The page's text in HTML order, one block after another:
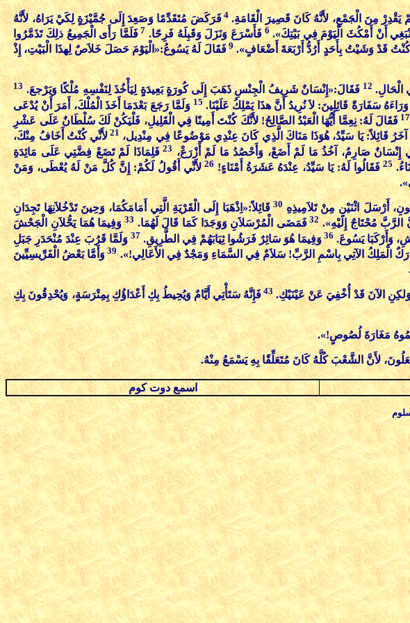
مِنَ الْجَمْعِ، لأَنَّهُ كَانَ قَصِيرَ الْقَامَةِ.4 فَرَكَضَ مُتَقَدِّمًا وَصَعِدَ إِلَى جُمَّيْزَةٍ لِكَيْ يَرَاهُ، لأَنَّهُ
أَنْ أَمْكُثَ الْيَوْمَ فِي بَيْتِكَ».6 فَأَسْرَعَ وَنَزَلَ وَقَبِلَهُ فَرِحًا.7 فَلَمَّا رَأَى الْجَمِيعُ ذلِكَ تَذَمَّرُوا
قَدْ وَشَيْتُ بِأَحَدٍ أَرُدُّ أَرْبَعَةَ أَضْعَافٍ».9 فَقَالَ لَهُ يَسُوعُ:«الْيَوْمَ حَصَلَ خَلاَصٌ لِهذَا الْبَيْتِ، إِذْ
الْحَالِ.12 فَقَالَ:«إِنْسَانٌ شَرِيفُ الْجِنْسِ ذَهَبَ إِلَى كُورَةٍ بَعِيدَةٍ لِيَأْخُذَ لِنَفْسِهِ مُلْكًا وَيَرْجعَ.13
سَفَارَةً قَائِلِينَ: لاَ نُرِيدُ أَنَّ هذَا يَمْلِكُ عَلَيْنَا.15 وَلَمَّا رَجَعَ بَعْدَمَا أَخَذَ الْمُلْكَ، أَمَرَ أَنْ يُدْعَى
17 فَقَالَ لَهُ: نِعِمَّا أَيُّهَا الْعَبْدُ الصَّالِحُ! لأَنَّكَ كُنْتَ أَمِينًا فِي الْقَلِيلِ، فَلْيَكُنْ لَكَ سُلْطَانٌ عَلَى عَشْرِ
آخَرُ قَائِلاً: يَا سَيِّدُ، هُوَذَا مَنَاكَ الَّذِي كَانَ عِنْدِي مَوْضُوعًا فِي مِنْدِيل،21 لأَنِّي كُنْتُ أَخَافُ مِنْكَ،
إِنْسَانٌ صَارِمٌ، آخُذُ مَا لَمْ أَضَعْ، وَأَحْصُدُ مَا لَمْ أَزْرَعْ،23 فَلِمَاذَا لَمْ تَضَعْ فِضَّتِي عَلَى مَائِدَةِ
25 فَقَالُوا لَهُ: يَا سَيِّدُ، عِنْدَهُ عَشَرَةُ أَمْنَاءٍ!26 لأَنِّي أَقُولُ لَكُمْ: إِنَّ كُلَّ مَنْ لَهُ يُعْطَى، وَمَنْ
أَرْسَلَ اثْنَيْنِ مِنْ تَلاَمِيذِهِ30 قَائِلاً:«اِذْهَبَا إِلَى الْقَرْيَةِ الَّتِي أَمَامَكُمَا، وَحِينَ تَدْخُلاَنِهَا تَجِدَانِ
الرَّبَّ مُحْتَاجٌ إِلَيْهِ».32 فَمَضَى الْمُرْسَلاَنِ وَوَجَدَا كَمَا قَالَ لَهُمَا.33 وَفِيمَا هُمَا يَحُّلاَنِ الْجَحْشَ
وَأَرْكَبَا يَسُوعَ.36 وَفِيمَا هُوَ سَائِرٌ فَرَشُوا ثِيَابَهُمْ فِي الطَّرِيقِ.37 وَلَمَّا قَرُبَ عِنْدَ مُنْحَدَرِ جَبَلِ
الْمَلِكُ الآتِي بِاسْمِ الرَّبِّ! سَلاَمٌ فِي السَّمَاءِ وَمَجْدٌ فِي الأَعَالِي!».39 وَأَمَّا بَعْضُ الْفَرِّيسِيِّينَ
الآنَ قَدْ أُخْفِيَ عَنْ عَيْنَيْكِ.43 فَإِنَّهُ سَتَأْتِي أَيَّامٌ وَيُحِيطُ بِكِ أَعْدَاؤُكِ بِمِتْرَسَةٍ، وَيُحْدِقُونَ بِكِ
مَغَارَةَ لُصُوصٍ!».
لأَنَّ الشَّعْبَ كُلَّهُ كَانَ مُتَعَلِّقًا بِهِ يَسْمَعُ مِنْهُ.
اسمع دوت كوم